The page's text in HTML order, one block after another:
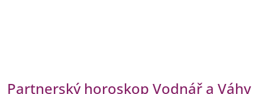
Partnerský horoskop Vodnář a Váhy